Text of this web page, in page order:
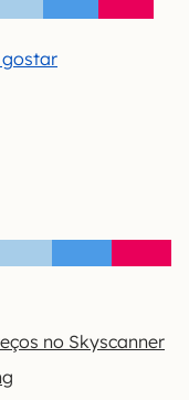
gostar
no Skyscanner